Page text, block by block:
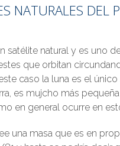
NATURALES DEL
satélite natural y es uno
que orbitan
caso la luna es el
es mujcho más
en general ocurre en
una masa que es en